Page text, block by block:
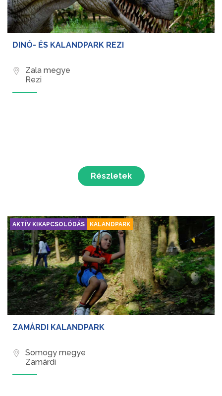
DINÓ- ÉS KALANDPARK REZI
Zala megye
Rezi
Részletek
AKTÍV KIKAPCSOLÓDÁS KALANDPARK
ZAMÁRDI KALANDPARK
Somogy megye
Zamárdi